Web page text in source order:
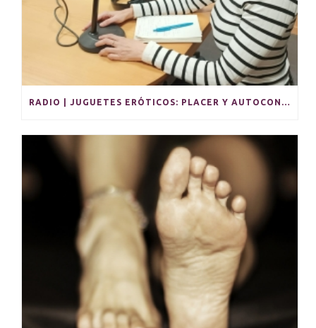
RADIO | JUGUETES ERÓTICOS: PLACER Y AUTOCONOCIMIENTO EN SOLITARIO Y PARA PAREJAS